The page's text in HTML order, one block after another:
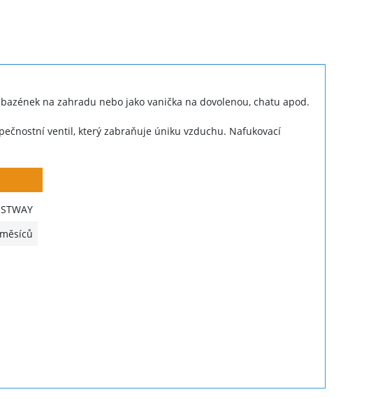
na zahradu nebo jako vanička na dovolenou, chatu apod.
ventil, který zabraňuje úniku vzduchu. Nafukovací